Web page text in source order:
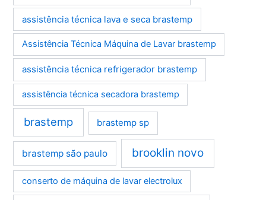
assistência técnica lava e seca brastemp
Assistência Técnica Máquina de Lavar brastemp
assistência técnica refrigerador brastemp
assistência técnica secadora brastemp
brastemp brastemp sp
brastemp são paulo brooklin novo
conserto de máquina de lavar electrolux